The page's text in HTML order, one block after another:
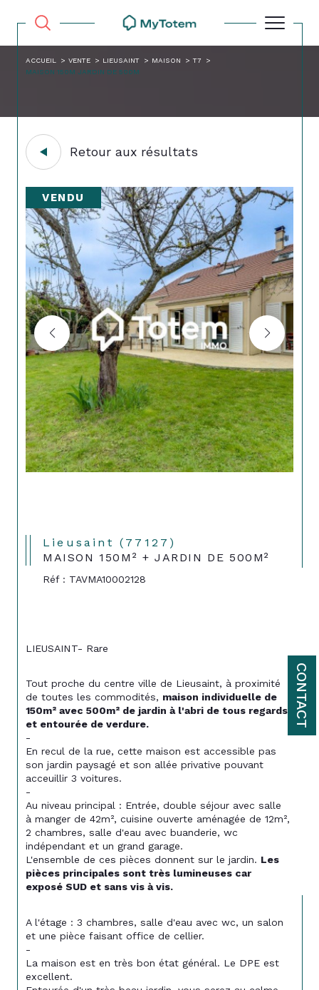
CONTACT
ACCUEIL VENTE LIEUSAINT MAISON
T7
MAISON 150M JARDIN DE 500M
Retour aux résultats
VENDU
Lieusaint (77127)
MAISON 150M² + JARDIN DE 500M²
Réf : TAVMA10002128
LIEUSAINT- Rare
Tout proche du centre ville de Lieusaint, à proximité
de toutes les commodités, maison individuelle de
150m² avec 500m² de jardin à l'abri de tous regards
et entourée de verdure.
-
En recul de la rue, cette maison est accessible pas
son jardin paysagé et son allée privative pouvant
acceuillir 3 voitures.
-
Au niveau principal : Entrée, double séjour avec salle
à manger de 42m², cuisine ouverte aménagée de 12m²,
2 chambres, salle d'eau avec buanderie, wc
indépendant et un grand garage.
L'ensemble de ces pièces donnent sur le jardin. Les
pièces principales sont très lumineuses car
exposé SUD et sans vis à vis.
A l'étage : 3 chambres, salle d'eau avec wc, un salon
et une pièce faisant office de cellier.
-
La maison est en très bon état général. Le DPE est
excellent.